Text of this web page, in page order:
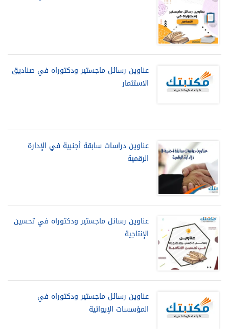
عناوين رسائل ماجستير ودكتوراه في صناديق
الاستثمار
عناوين دراسات سابقة أجنبية في الإدارة
الرقمية
عناوين رسائل ماجستير ودكتوراه في تحسين
الإنتاجية
عناوين رسائل ماجستير ودكتوراه في
المؤسسات الإيوائية